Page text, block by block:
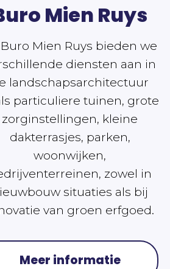
Mien Ruys
Mien Ruys bieden we
diensten aan in
landschapsarchitectuur
particuliere tuinen, grote
zorginstellingen, kleine
dakterrasjes, parken,
woonwijken,
zowel in
situaties als bij
van groen erfgoed.
Meer informatie